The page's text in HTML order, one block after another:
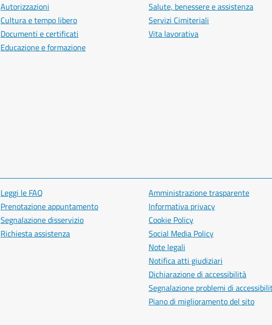
Autorizzazioni
Cultura e tempo libero
Documenti e certificati
Educazione e formazione
Salute, benessere e assistenza
Servizi Cimiteriali
Vita lavorativa
Leggi le FAQ
Prenotazione appuntamento
Segnalazione disservizio
Richiesta assistenza
Amministrazione trasparente
Informativa privacy
Cookie Policy
Social Media Policy
Note legali
Notifica atti giudiziari
Dichiarazione di accessibilità
Segnalazione problemi di
Piano di miglioramento del sito